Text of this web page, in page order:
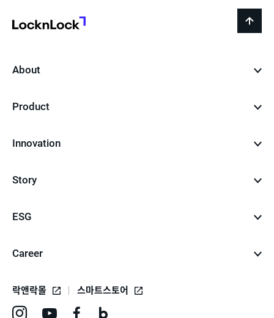
back
About
Product
Innovation
Story
ESG
Career
락앤락몰 스마트스토어